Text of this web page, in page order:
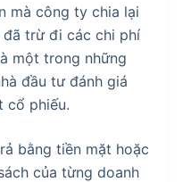
mà công ty chia lại
trừ đi các chi phí
một trong những
đầu tư đánh giá
cổ phiếu.
bằng tiền mặt hoặc
của từng doanh